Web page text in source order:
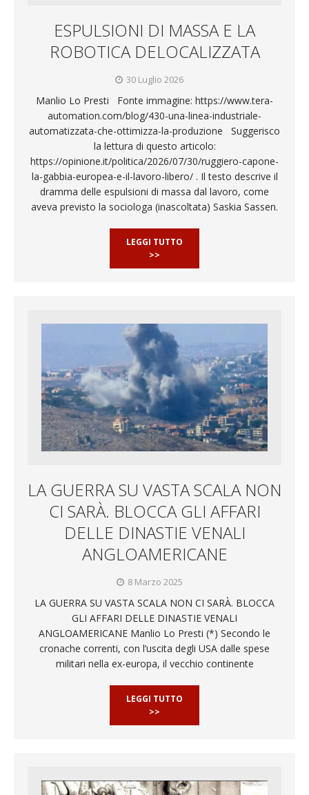
ESPULSIONI DI MASSA E LA
ROBOTICA DELOCALIZZATA
30 Luglio 2026
Manlio Lo Presti Fonte immagine: https://www.tera-
automation.com/blog/430-una-linea-industriale-
automatizzata-che-ottimizza-la-produzione Suggerisco
la lettura di questo articolo:
https://opinione.it/politica/2026/07/30/ruggiero-capone-
la-gabbia-europea-e-il-lavoro-libero/ . Il testo descrive il
dramma delle espulsioni di massa dal lavoro, come
aveva previsto la sociologa (inascoltata) Saskia Sassen.
LEGGI TUTTO
>>
LA GUERRA SU VASTA SCALA NON
CI SARÀ. BLOCCA GLI AFFARI
DELLE DINASTIE VENALI
ANGLOAMERICANE
8 Marzo 2025
LA GUERRA SU VASTA SCALA NON CI SARÀ. BLOCCA
GLI AFFARI DELLE DINASTIE VENALI
ANGLOAMERICANE Manlio Lo Presti (*) Secondo le
cronache correnti, con l’uscita degli USA dalle spese
militari nella ex-europa, il vecchio continente
LEGGI TUTTO
>>